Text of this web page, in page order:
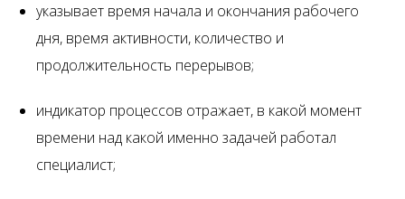
указывает время начала и окончания рабочего
дня, время активности, количество и
продолжительность перерывов;
индикатор процессов отражает, в какой момент
времени над какой именно задачей работал
специалист;